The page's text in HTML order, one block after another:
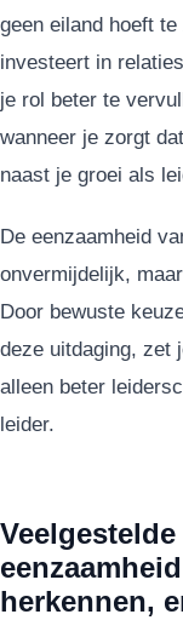
geen eiland hoeft
investeert in
je rol beter te
wanneer je zorgt
naast je groei als
De eenzaamheid
onvermijdelijk,
Door bewuste
deze uitdaging, zet
alleen beter
leider.
herkennen,